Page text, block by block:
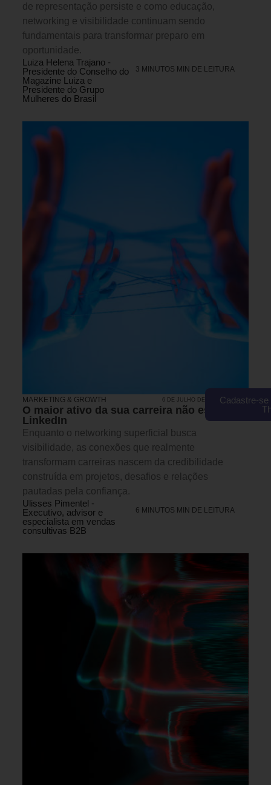
de representação persiste e como educação,
networking e visibilidade continuam sendo
fundamentais para transformar preparo em
oportunidade.
Luiza Helena Trajano -
Presidente do Conselho do
Magazine Luiza e
Presidente do Grupo
Mulheres do Brasil
3 MINUTOS MIN DE LEITURA
MARKETING & GROWTH 6 DE JULHO DE 2026 16H00
O maior ativo da sua carreira não está no
LinkedIn
Enquanto o networking superficial busca
visibilidade, as conexões que realmente
transformam carreiras nascem da credibilidade
construída em projetos, desafios e relações
pautadas pela confiança.
Ulisses Pimentel -
Executivo, advisor e
especialista em vendas
consultivas B2B
6 MINUTOS MIN DE LEITURA
Cadastre-